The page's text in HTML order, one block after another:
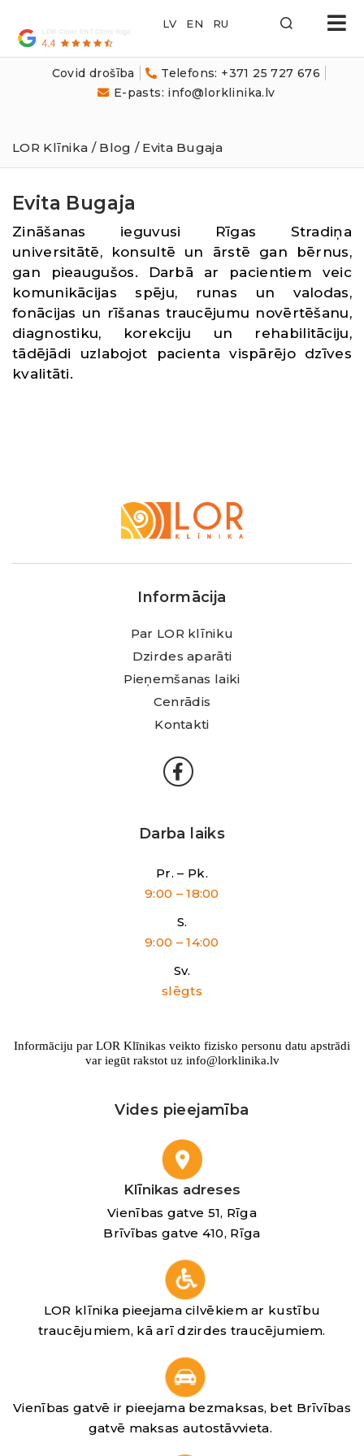
Covid drošība
Telefons: +371 25 727 676
E-pasts: info@lorklinika.lv
LOR
Klīnika
LOR Klīnika / Blog / Evita Bugaja
Evita Bugaja
Zināšanas ieguvusi Rīgas Stradiņa
universitātē, konsultē un ārstē gan bērnus,
gan pieaugušos. Darbā ar pacientiem veic
komunikācijas spēju, runas un valodas,
fonācijas un rīšanas traucējumu novērtēšanu,
diagnostiku, korekciju un rehabilitāciju,
tādējādi uzlabojot pacienta vispārējo dzīves
kvalitāti.
Klīnika
Informācija
Par LOR klīniku
Dzirdes aparāti
Pieņemšanas laiki
Cenrādis
Kontakti
Darba laiks
Pr. – Pk.
9:00 – 18:00
S.
9:00 – 14:00
Sv.
slēgts
Informāciju par LOR Klīnikas veikto fizisko personu datu apstrādi
var iegūt rakstot uz info@lorklinika.lv
Vides pieejamība
Klīnikas adreses
Vienības gatve 51, Rīga
Brīvības gatve 410, Rīga
LOR klīnika pieejama cilvēkiem ar kustību
traucējumiem, kā arī dzirdes traucējumiem.
Vienības gatvē ir pieejama bezmaksas, bet Brīvības
gatvē maksas autostāvvieta.